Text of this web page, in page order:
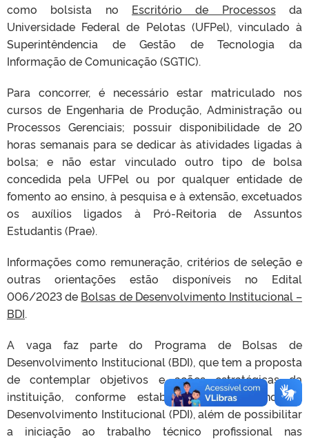
como bolsista no Escritório de Processosda
Universidade Federal de Pelotas (UFPel), vinculado à
Superintêndencia de Gestão de Tecnologia da
Informação de Comunicação (SGTIC).
Para concorrer, é necessário estar matriculado nos
cursos de Engenharia de Produção, Administração ou
Processos Gerenciais; possuir disponibilidade de 20
horas semanais para se dedicar às atividades ligadas à
bolsa; e não estar vinculado outro tipo de bolsa
concedida pela UFPel ou por qualquer entidade de
fomento ao ensino, à pesquisa e à extensão, excetuados
os auxílios ligados à Pró-Reitoria de Assuntos
Estudantis (Prae).
Informações como remuneração, critérios de seleção e
outras orientações estão disponíveis no Edital
006/2023 de Bolsas de Desenvolvimento Institucional –
BDI.
A vaga faz parte do Programa de Bolsas de
Desenvolvimento Institucional (BDI), que tem a proposta
de contemplar objetivos e ações estratégicas da
instituição, conforme estabelecidos no Plano de
Desenvolvimento Institucional (PDI), além de possibilitar
a iniciação ao trabalho técnico profissional nas